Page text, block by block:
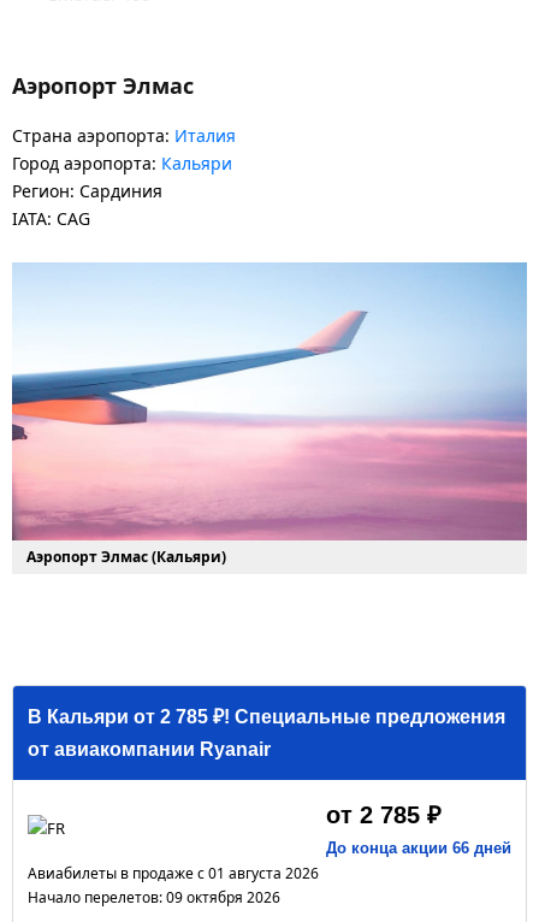
Аэропорт Элмас
Страна аэропорта: Италия
Город аэропорта: Кальяри
Регион: Сардиния
IATA: CAG
Аэропорт Элмас (Кальяри)
В Кальяри от 2 785 ₽! Специальные предложения
от авиакомпании Ryanair
от 2 785 ₽
До конца акции 66 дней
Авиабилеты в продаже с 01 августа 2026
Начало перелетов: 09 октября 2026